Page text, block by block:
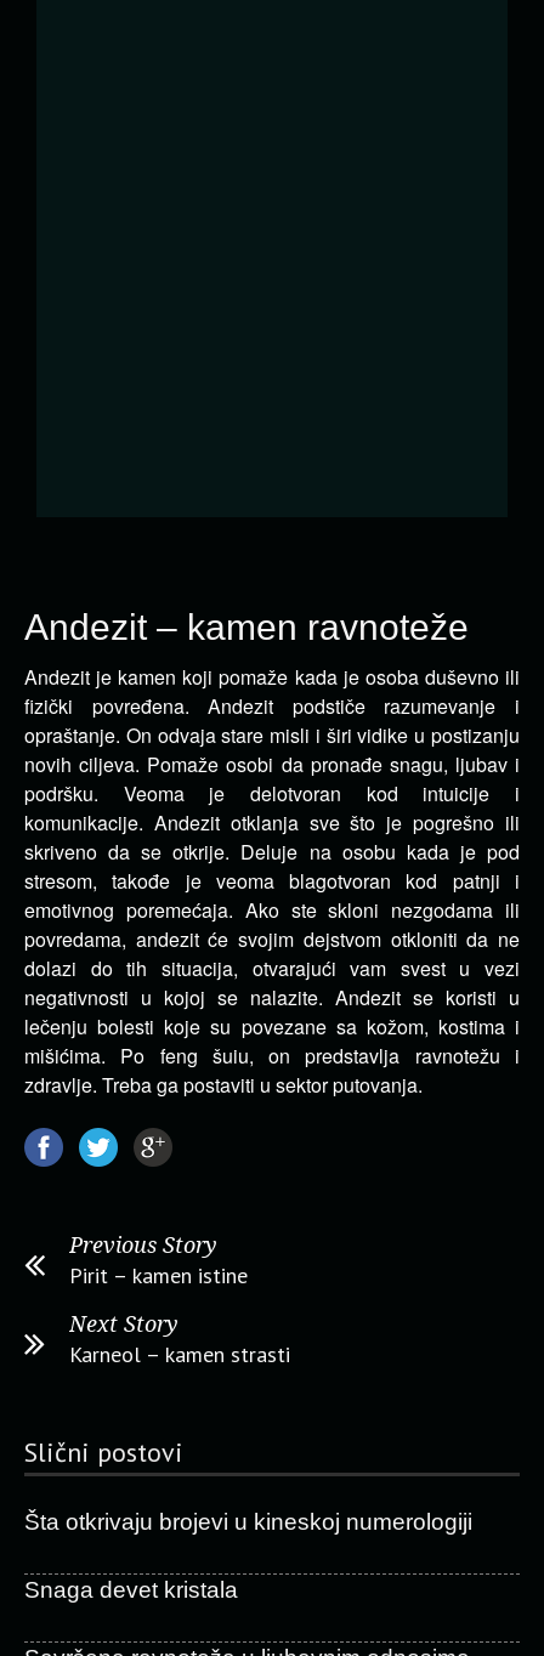
Andezit – kamen ravnoteže
Andezit je kamen koji pomaže kada je osoba duševno ili
fizički povređena. Andezit podstiče razumevanje i
opraštanje. On odvaja stare misli i širi vidike u postizanju
novih ciljeva. Pomaže osobi da pronađe snagu, ljubav i
podršku. Veoma je delotvoran kod intuicije i
komunikacije. Andezit otklanja sve što je pogrešno ili
skriveno da se otkrije. Deluje na osobu kada je pod
stresom, takođe je veoma blagotvoran kod patnji i
emotivnog poremećaja. Ako ste skloni nezgodama ili
povredama, andezit će svojim dejstvom otkloniti da ne
dolazi do tih situacija, otvarajući vam svest u vezi
negativnosti u kojoj se nalazite. Andezit se koristi u
lečenju bolesti koje su povezane sa kožom, kostima i
mišićima. Po feng šuiu, on predstavlja ravnotežu i
zdravlje. Treba ga postaviti u sektor putovanja.
Previous Story
Pirit – kamen istine
Next Story
Karneol – kamen strasti
Slični postovi
Šta otkrivaju brojevi u kineskoj numerologiji
Snaga devet kristala